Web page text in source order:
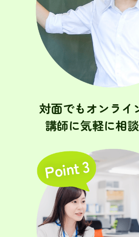
対面でもオンライ
講師に気軽に相